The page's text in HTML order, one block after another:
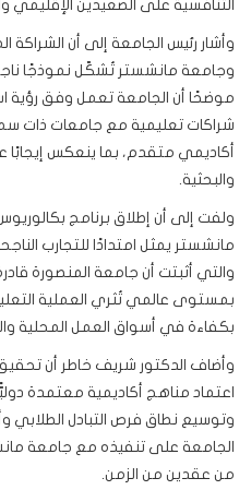
التنافسية على الصعيدين الإقليمي
وأشار رئيس الجامعة إلى أن الشراكة
وجامعة مانشستر تُشكّل نموذجًا
موضحًا أن الجامعة تعمل وفق رؤية
شراكات تعليمية مع جامعات ذات
أكاديمي متقدم، بما ينعكس
والبحثية.
ولفت إلى أن إطلاق برنامج
مانشستر يمثل امتدادًا للتجارب
والتي أثبتت أن جامعة المنصورة
بمستوى عالمي تُثري العملية
بكفاءة في أسواق العمل المحلية
وأضاف الدكتور شريف خاطر أن
اعتماد مناهج أكاديمية معتمدة
وتوسيع نطاق فرص التبادل الطلابي
الجامعة على تنفيذه مع جامعة
من عقدين من الزمن.